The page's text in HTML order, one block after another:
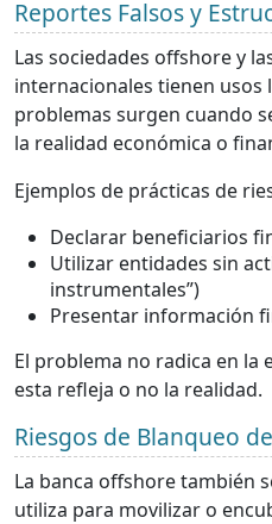
Reportes Falsos y
Las sociedades offshore y
internacionales tienen usos
problemas surgen cuando
la realidad económica o
Ejemplos de prácticas de
Declarar beneficiarios
Utilizar entidades sin
instrumentales”)
Presentar información
El problema no radica en la
esta refleja o no la realidad.
Riesgos de Blanqueo
La banca offshore también
utiliza para movilizar o